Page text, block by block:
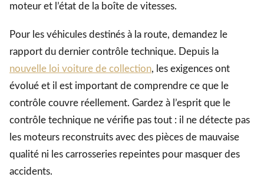
moteur et l’état de la boîte de vitesses.
Pour les véhicules destinés à la route, demandez le
rapport du dernier contrôle technique. Depuis la
nouvelle loi voiture de collection, les exigences ont
évolué et il est important de comprendre ce que le
contrôle couvre réellement. Gardez à l’esprit que le
contrôle technique ne vérifie pas tout : il ne détecte pas
les moteurs reconstruits avec des pièces de mauvaise
qualité ni les carrosseries repeintes pour masquer des
accidents.